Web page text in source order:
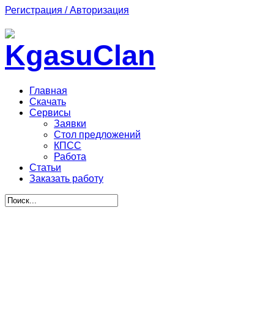
Регистрация / Авторизация
Главная
Скачать
Сервисы
Заявки
Стол предложений
КПСС
Работа
Статьи
Заказать работу